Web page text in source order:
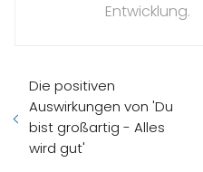
Entwicklung.
Die positiven
Auswirkungen von 'Du
bist großartig - Alles
wird gut'